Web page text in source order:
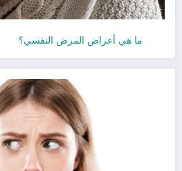
ما هي أعراض المرض النفسي؟